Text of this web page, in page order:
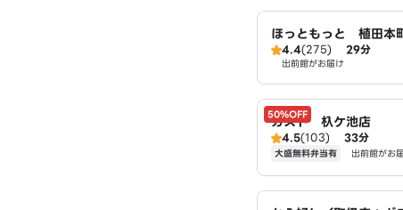
ほっともっと 植田本
4.4(275) 29分
出前館がお届け
50%OFF
ガスト 杁ケ池店
4.5(103) 33分
大盛無料弁当有 出前館がお